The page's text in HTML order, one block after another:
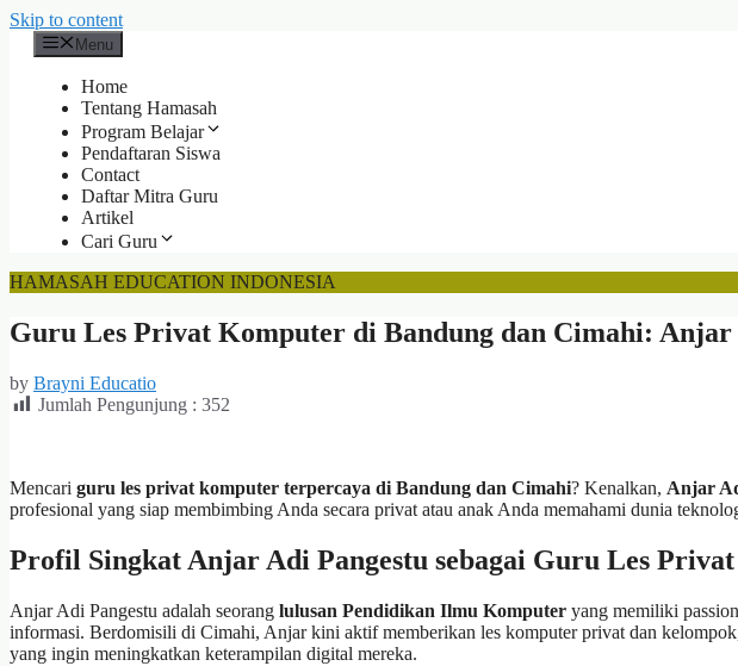
Skip to content
Menu
Home
Tentang Hamasah
Program Belajar
Pendaftaran Siswa
Contact
Daftar Mitra Guru
Artikel
Cari Guru
HAMASAH EDUCATION INDONESIA
Guru Les Privat Komputer di Bandung dan Cimahi: Anjar
by Brayni Educatio
Jumlah Pengunjung : 352
Mencari guru les privat komputer terpercaya di Bandung dan Cimahi? Kenalkan, Anjar
profesional yang siap membimbing Anda secara privat atau anak Anda memahami dunia
Profil Singkat Anjar Adi Pangestu sebagai Guru Les
Anjar Adi Pangestu adalah seorang lulusan Pendidikan Ilmu Komputer yang memiliki
informasi. Berdomisili di Cimahi, Anjar kini aktif memberikan les komputer privat dan
yang ingin meningkatkan keterampilan digital mereka.